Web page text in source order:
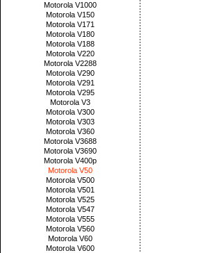
Motorola V1000
Motorola V150
Motorola V171
Motorola V180
Motorola V188
Motorola V220
Motorola V2288
Motorola V290
Motorola V291
Motorola V295
Motorola V3
Motorola V300
Motorola V303
Motorola V360
Motorola V3688
Motorola V3690
Motorola V400p
Motorola V50
Motorola V500
Motorola V501
Motorola V525
Motorola V547
Motorola V555
Motorola V560
Motorola V60
Motorola V600